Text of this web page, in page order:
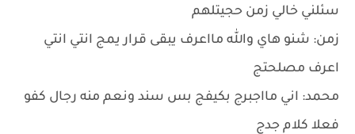
سئلني خالي زمن حجيتلهم
زمن: شنو هاي والله مااعرف يبقى قرار يمج انتي انتي
اعرف مصلحتج
محمد: اني مااجبرج بكيفج بس سند ونعم منه رجال كفو
فعلا كلام جدج